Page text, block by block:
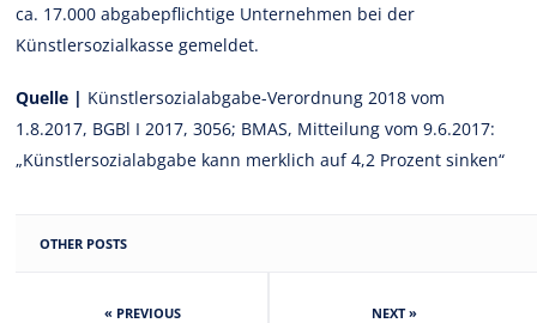
ca. 17.000 abgabepflichtige Unternehmen bei der
Künstlersozialkasse gemeldet.
Quelle | Künstlersozialabgabe-Verordnung 2018 vom
1.8.2017, BGBl I 2017, 3056; BMAS, Mitteilung vom 9.6.2017:
„Künstlersozialabgabe kann merklich auf 4,2 Prozent sinken“
OTHER POSTS
« PREVIOUS NEXT »